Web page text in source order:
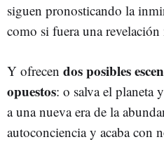
siguen pronosticando la
como si fuera una revelación
Y ofrecen dos posibles
opuestos: o salva el planeta
a una nueva era de la
autoconciencia y acaba con